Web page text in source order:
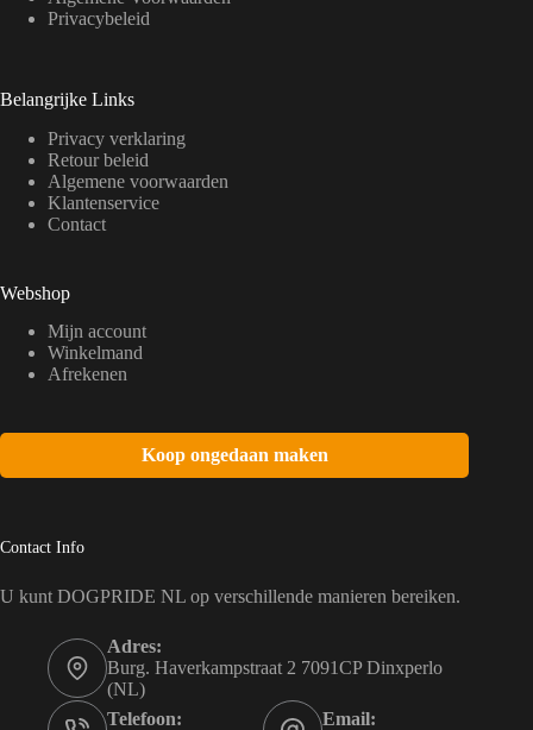
Privacybeleid
Belangrijke Links
Privacy verklaring
Retour beleid
Algemene voorwaarden
Klantenservice
Contact
Webshop
Mijn account
Winkelmand
Afrekenen
Koop ongedaan maken
Contact Info
U kunt DOGPRIDE NL op verschillende manieren bereiken.
Adres:
Burg. Haverkampstraat 2 7091CP Dinxperlo
(NL)
Telefoon:
Email: